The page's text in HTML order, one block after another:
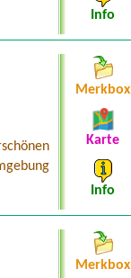
Info
Merkbox
Karte
Info
Merkbox